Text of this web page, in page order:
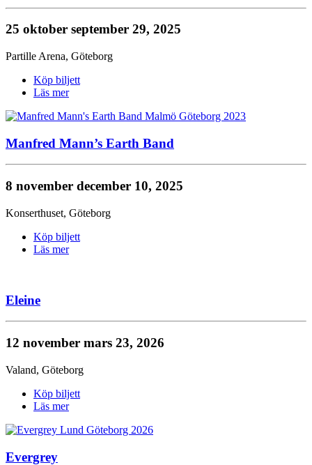
25 oktober september 29, 2025
Partille Arena, Göteborg
Köp biljett
Läs mer
Manfred Mann’s Earth Band
8 november december 10, 2025
Konserthuset, Göteborg
Köp biljett
Läs mer
Eleine
12 november mars 23, 2026
Valand, Göteborg
Köp biljett
Läs mer
Evergrey